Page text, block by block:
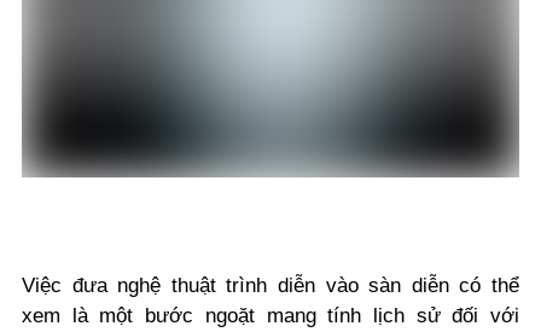
Việc đưa nghệ thuật trình diễn vào sàn diễn có thể
xem là một bước ngoặt mang tính lịch sử đối với